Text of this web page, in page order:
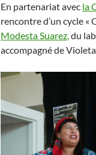
En partenariat avec la
rencontre d’un cycle «
Modesta Suarez, du
accompagné de